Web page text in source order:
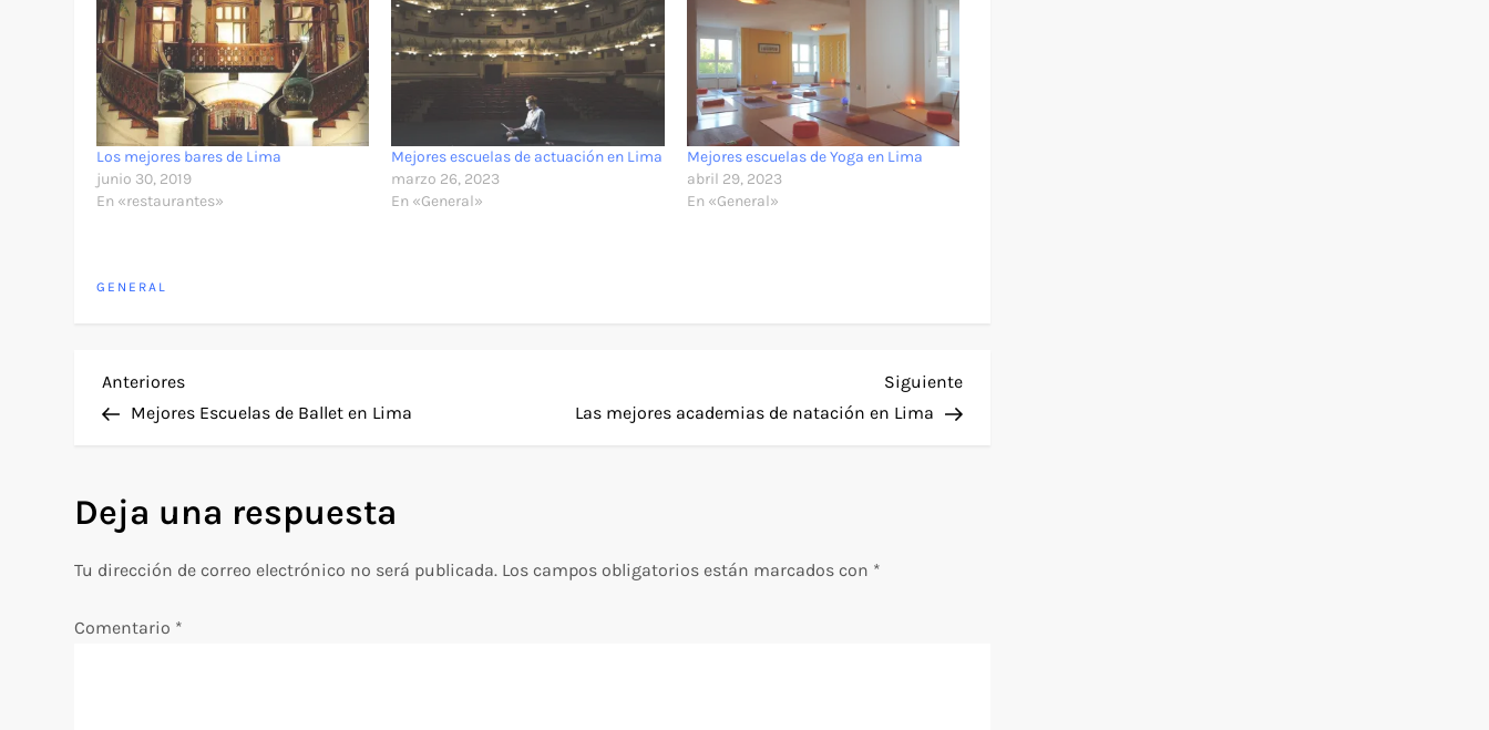
Los mejores bares de Lima
junio 30, 2019
En «restaurantes»
Mejores escuelas de actuación en Lima
marzo 26, 2023
En «General»
Mejores escuelas de Yoga en Lima
abril 29, 2023
En «General»
GENERAL
N
v
e
Entrada
anterior
Anteriores
Mejores Escuelas de Ballet en Lima
Siguiente
entrada
Siguiente
Las mejores academias de natación en Lima
Deja una respuesta
Tu dirección de correo electrónico no será publicada. Los campos obligatorios están marcados con *
Comentario *